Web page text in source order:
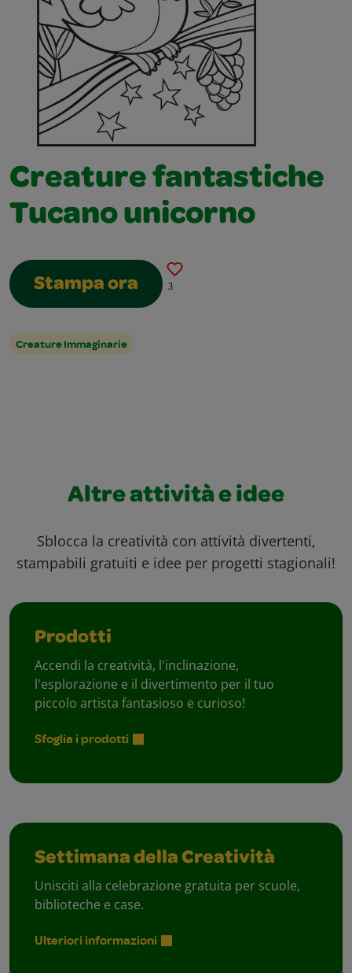
Creature fantastiche
Tucano unicorno
Stampa ora 3
Creature Immaginarie
Altre attività e idee
Sblocca la creatività con attività divertenti,
stampabili gratuiti e idee per progetti stagionali!
Prodotti
Accendi la creatività, l'inclinazione,
l'esplorazione e il divertimento per il tuo
piccolo artista fantasioso e curioso!
Sfoglia i prodotti
Settimana della Creatività
Unisciti alla celebrazione gratuita per scuole,
biblioteche e case.
Ulteriori informazioni